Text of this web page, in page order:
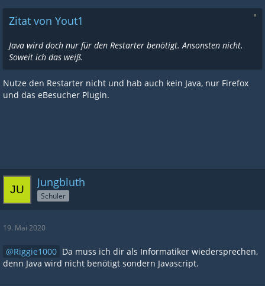
Zitat von Yout1
Java wird doch nur für den Restarter benötigt. Ansonsten nicht.
Soweit ich das weiß.
Nutze den Restarter nicht und hab auch kein Java, nur Firefox
und das eBesucher Plugin.
Jungbluth
Schüler
19. Mai 2020
Riggie1000 Da muss ich dir als Informatiker wiedersprechen,
denn Java wird nicht benötigt sondern Javascript.